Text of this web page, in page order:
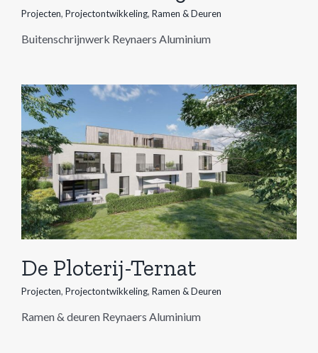
Projecten, Projectontwikkeling, Ramen & Deuren
Buitenschrijnwerk Reynaers Aluminium
De Ploterij-Ternat
Projecten, Projectontwikkeling, Ramen & Deuren
Ramen & deuren Reynaers Aluminium